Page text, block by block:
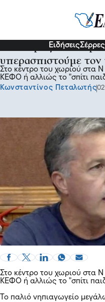
ΕιδήσειςΣέρρες
Μπαχάρης
υπερασπιστούμε τον
Στο κέντρο του χωριού στα Ν
ΚΕΦΟ ή αλλιώς το "σπίτι
Κωνσταντίνος Πεταλωτής
Στο κέντρο του χωριού στα Ν
ΚΕΦΟ ή αλλιώς το "σπίτι
Το παλιό νηπιαγωγείο